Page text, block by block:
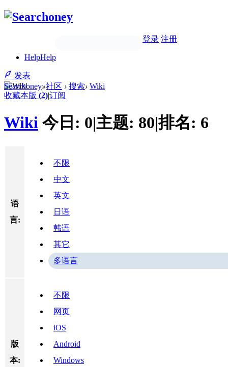
登录 注册
HelpHelp
发表
Searchoney»社区 › 搜索› Wiki
收藏本版 (2)|订阅
Wiki 今日: 0|主题: 80|排名: 6
语
言:
不限
中文
英文
日语
韩语
其它
多语言
版
本:
不限
网页
iOS
Android
Windows